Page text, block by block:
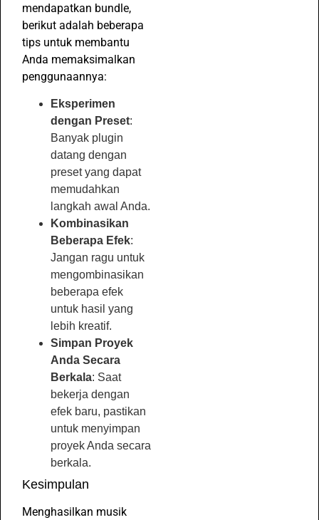
mendapatkan bundle,
berikut adalah beberapa
tips untuk membantu
Anda memaksimalkan
penggunaannya:
Eksperimen
dengan Preset:
Banyak plugin
datang dengan
preset yang dapat
memudahkan
langkah awal Anda.
Kombinasikan
Beberapa Efek:
Jangan ragu untuk
mengombinasikan
beberapa efek
untuk hasil yang
lebih kreatif.
Simpan Proyek
Anda Secara
Berkala: Saat
bekerja dengan
efek baru, pastikan
untuk menyimpan
proyek Anda secara
berkala.
Kesimpulan
Menghasilkan musik